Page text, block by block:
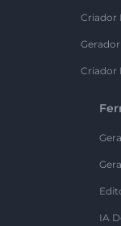
Criador
Criador
IA